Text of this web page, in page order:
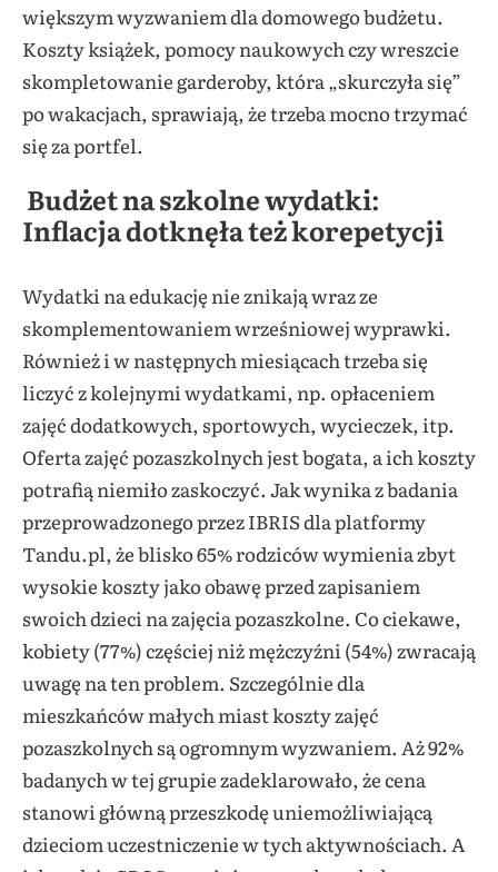
większym wyzwaniem dla domowego budżetu.
Koszty książek, pomocy naukowych czy wreszcie
skompletowanie garderoby, która „skurczyła się”
po wakacjach, sprawiają, że trzeba mocno trzymać
się za portfel.
Budżet na szkolne wydatki:
Inflacja dotknęła też korepetycji
Wydatki na edukację nie znikają wraz ze
skomplementowaniem wrześniowej wyprawki.
Również i w następnych miesiącach trzeba się
liczyć z kolejnymi wydatkami, np. opłaceniem
zajęć dodatkowych, sportowych, wycieczek, itp.
Oferta zajęć pozaszkolnych jest bogata, a ich koszty
potrafią niemiło zaskoczyć. Jak wynika z badania
przeprowadzonego przez IBRIS dla platformy
Tandu.pl, że blisko 65% rodziców wymienia zbyt
wysokie koszty jako obawę przed zapisaniem
swoich dzieci na zajęcia pozaszkolne. Co ciekawe,
kobiety (77%) częściej niż mężczyźni (54%) zwracają
uwagę na ten problem. Szczególnie dla
mieszkańców małych miast koszty zajęć
pozaszkolnych są ogromnym wyzwaniem. Aż 92%
badanych w tej grupie zadeklarowało, że cena
stanowi główną przeszkodę uniemożliwiającą
dzieciom uczestniczenie w tych aktywnościach. A